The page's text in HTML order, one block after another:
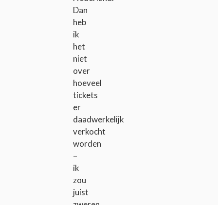
Dan
heb
ik
het
niet
over
hoeveel
tickets
er
daadwerkelijk
verkocht
worden
–
ik
zou
juist